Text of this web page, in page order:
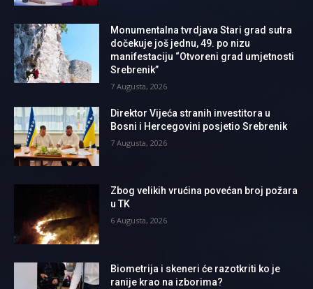
Monumentalna tvrdjava Stari grad sutra
dočekuje još jednu, 49. po nizu
manifestaciju “Otvoreni grad umjetnosti
Srebrenik”
7 Augusta, 2026
Direktor Vijeća stranih investitora u
Bosni i Hercegovini posjetio Srebrenik
7 Augusta, 2026
Zbog velikih vrućina povećan broj požara
u TK
6 Augusta, 2026
Biometrija i skeneri će razotkriti ko je
ranije krao na izborima?